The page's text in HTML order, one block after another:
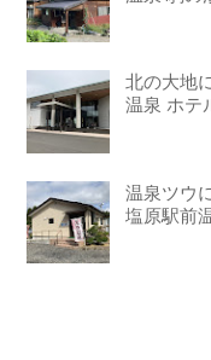
北の大地
温泉 ホテ
温泉ツウ
塩原駅前